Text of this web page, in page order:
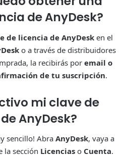
de AnyDesk?
de licencia de AnyDesken el
o a través de distribuidores
la recibirás poremail o
de tu suscripción.
mi clave de
AnyDesk?
sencillo! Abra AnyDesk, vaya a
la sección Licencias o Cuenta.